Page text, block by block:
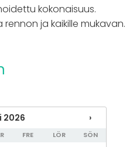
kokonaisuus.
rennon ja kaikille mukavan.
2026 ›
FRE LÖR SÖN